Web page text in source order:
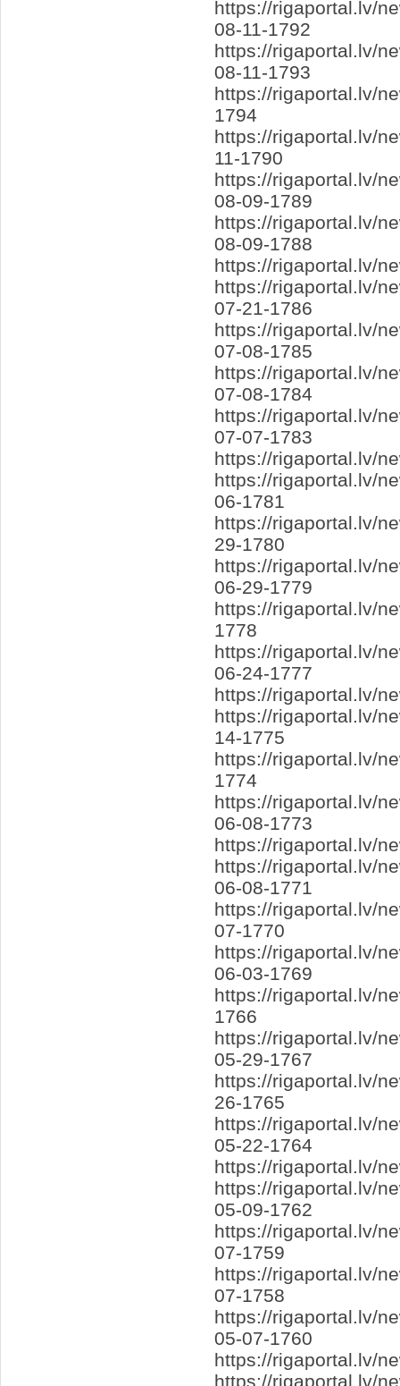
https://rigaportal.lv/
08-11-1792
https://rigaportal.lv/
08-11-1793
https://rigaportal.lv/
1794
https://rigaportal.lv/
11-1790
https://rigaportal.lv/
08-09-1789
https://rigaportal.lv/
08-09-1788
https://rigaportal.lv/
https://rigaportal.lv/
07-21-1786
https://rigaportal.lv/
07-08-1785
https://rigaportal.lv/
07-08-1784
https://rigaportal.lv/
07-07-1783
https://rigaportal.lv/
https://rigaportal.lv/
06-1781
https://rigaportal.lv/
29-1780
https://rigaportal.lv/
06-29-1779
https://rigaportal.lv/
1778
https://rigaportal.lv/
06-24-1777
https://rigaportal.lv/
https://rigaportal.lv/
14-1775
https://rigaportal.lv/
1774
https://rigaportal.lv/
06-08-1773
https://rigaportal.lv/
https://rigaportal.lv/
06-08-1771
https://rigaportal.lv/
07-1770
https://rigaportal.lv/
06-03-1769
https://rigaportal.lv/
1766
https://rigaportal.lv/
05-29-1767
https://rigaportal.lv/
26-1765
https://rigaportal.lv/
05-22-1764
https://rigaportal.lv/
https://rigaportal.lv/
05-09-1762
https://rigaportal.lv/
07-1759
https://rigaportal.lv/
07-1758
https://rigaportal.lv/
05-07-1760
https://rigaportal.lv/
https://rigaportal.lv/